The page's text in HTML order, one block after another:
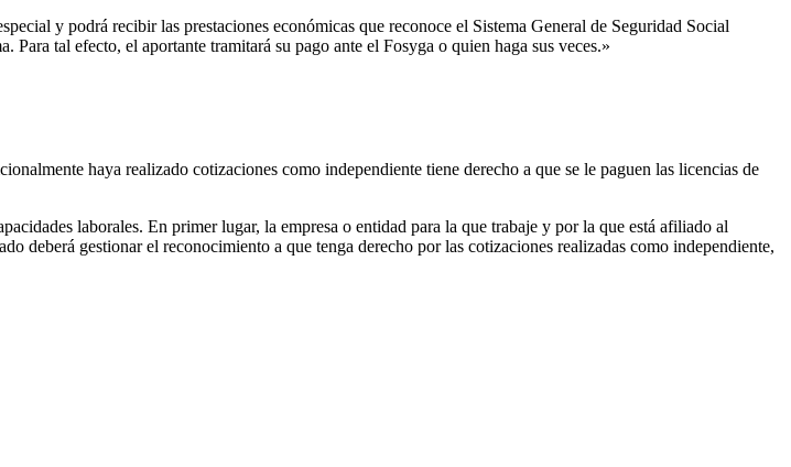
y podrá recibir las prestaciones económicas que reconoce el Sistema General de Seguridad Social
tal efecto, el aportante tramitará su pago ante el Fosyga o quien haga sus veces.»
haya realizado cotizaciones como independiente tiene derecho a que se le paguen las licencias de
laborales. En primer lugar, la empresa o entidad para la que trabaje y por la que está afiliado al
deberá gestionar el reconocimiento a que tenga derecho por las cotizaciones realizadas como independiente,